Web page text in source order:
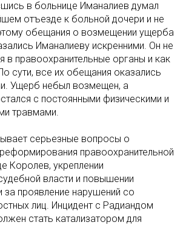
в больнице Иманалиев думал
отъезде к больной дочери и не
обещания о возмещении ущерба
Иманалиеву искренними. Он не
в правоохранительные органы и как
сути, все их обещания оказались
Ущерб небыл возмещен, а
с постоянными физическими и
травмами.
серьезные вопросы о
правоохранительной
Королев, укреплении
власти и повышении
за проявление нарушений со
лиц. Инцидент с Радиандом
стать катализатором для